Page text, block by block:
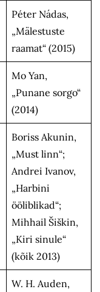
Péter Nádas,
„Mälestuste
raamat“ (2015)
Mo Yan,
„Punane sorgo“
(2014)
Boriss Akunin,
„Must linn“;
Andrei Ivanov,
„Harbini
ööliblikad“;
Mihhail Šiškin,
„Kiri sinule“
(kõik 2013)
W. H. Auden,